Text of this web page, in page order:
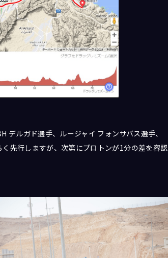
ルガド選手、ルージャイ フォンサバス選手、
先行しますが、次第にプロトンが1分の差を容認